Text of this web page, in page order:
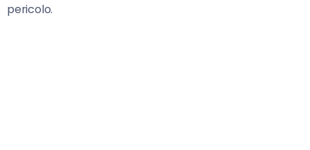
pericolo.